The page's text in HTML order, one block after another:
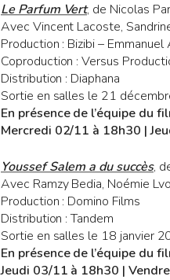
Le Parfum Vert, de Nicolas
Avec Vincent Lacoste,
Production : Bizibi – Emmanuel
Coproduction : Versus
Distribution : Diaphana
Sortie en salles le 21
En présence de l’équipe du
Mercredi 02/11 à 18h30 |
Youssef Salem a du succès,
Avec Ramzy Bedia, Noémie
Production : Domino Films
Distribution : Tandem
Sortie en salles le 18 janvier
En présence de l’équipe du
Jeudi 03/11 à 18h30 |